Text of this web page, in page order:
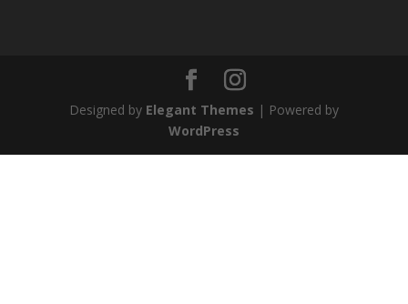
Designed by Elegant Themes | Powered by
WordPress